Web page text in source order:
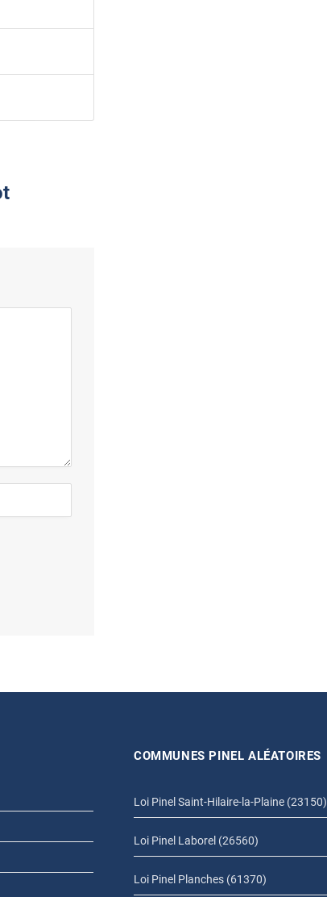
COMMUNES PINEL ALÉATOIRES
Loi Pinel Saint-Hilaire-la-Plaine (23150)
Loi Pinel Laborel (26560)
Loi Pinel Planches (61370)